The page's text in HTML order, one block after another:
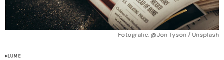
Fotografie: @Jon Tyson / Unsplash
LUME